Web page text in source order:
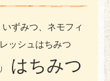
いずみつ、ネモフィ
ッシュはちみつ
はちみつ